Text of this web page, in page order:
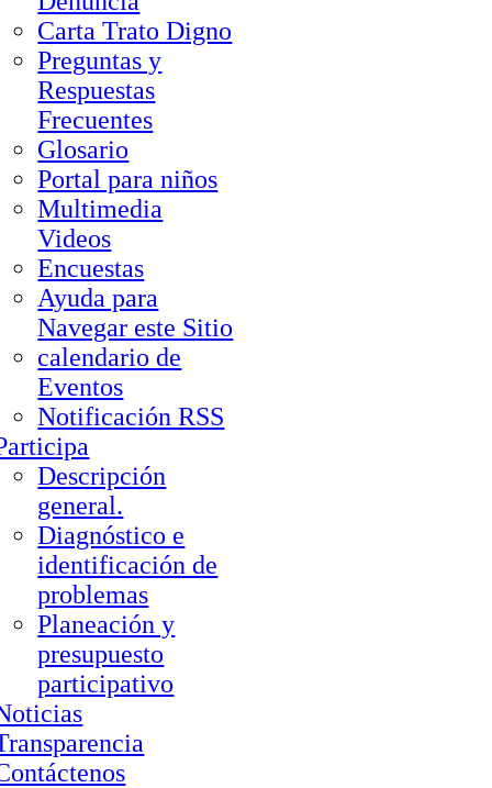
Carta Trato Digno
Preguntas y
Respuestas
Frecuentes
Glosario
Portal para niños
Multimedia
Videos
Encuestas
Ayuda para
Navegar este Sitio
calendario de
Eventos
Notificación RSS
Descripción
general.
Diagnóstico e
identificación de
problemas
Planeación y
presupuesto
participativo